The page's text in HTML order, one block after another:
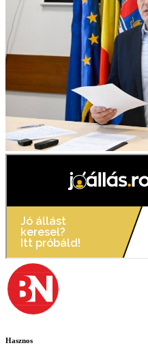
Hasznos